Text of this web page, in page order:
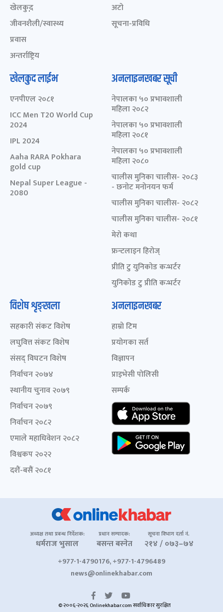
खेलकुद़़
जीवनशैली/स्वास्थ्य
प्रवास
अन्तर्राष्ट्रिय
अटो
सूचना-प्रविधि
खेलकुद लाईभ
एनपीएल २०८१
ICC Men T20 World Cup
2024
IPL 2024
Aaha RARA Pokhara
gold cup
Nepal Super League -
2080
अनलाइनखबर सूची
नेपालका ५० प्रभावशाली
महिला २०८२
नेपालका ५० प्रभावशाली
महिला २०८१
नेपालका ५० प्रभावशाली
महिला २०८०
चालीस मुनिका चालीस- २०८३
- छनोट मनोनयन फर्म
चालीस मुनिका चालीस- २०८२
चालीस मुनिका चालीस- २०८१
मेरो कथा
फ्रन्टलाइन हिरोज्
प्रीति टु युनिकोड कन्भर्टर
युनिकोड टु प्रीति कन्भर्टर
विशेष शृङ्खला
सहकारी संकट विशेष
लघुवित्त संकट विशेष
संसद् विघटन विशेष
निर्वाचन २०७४
स्थानीय चुनाव २०७९
निर्वाचन २०७९
निर्वाचन २०८२
एमाले महाधिवेशन २०८२
विश्वकप २०२२
दशैं-बसैं २०८१
अनलाइनखबर
हाम्रो टिम
प्रयोगका सर्त
विज्ञापन
प्राइभेसी पोलिसी
सम्पर्क
अध्यक्ष तथा प्रबन्ध निर्देशक:
धर्मराज भुसाल
प्रधान सम्पादक:
बसन्त बस्नेत
सूचना विभाग दर्ता नं.
२१४ / ०७३–७४
+977-1-4790176, +977-1-4796489
news@onlinekhabar.com
© २००६-२०२६ Onlinekhabar.com सर्वाधिकार सुरक्षित